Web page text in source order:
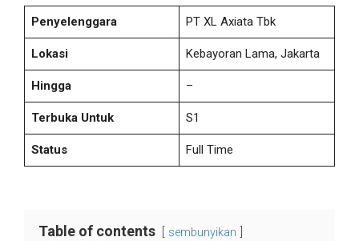
Penyelenggara PT XL Axiata Tbk
Lokasi Kebayoran Lama, Jakarta
Hingga –
Terbuka Untuk S1
Status Full Time
Table of contents sembunyikan